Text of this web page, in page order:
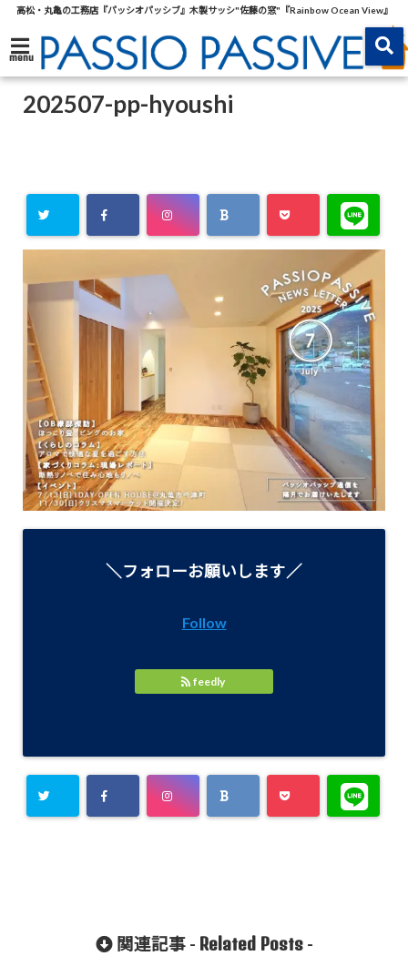
高松・丸亀の工務店『パッシオパッシブ』木製サッシ"佐藤の窓"『Rainbow Ocean View』
menu
202507-pp-hyoushi
＼フォローお願いします／
Follow
feedly
関連記事 - Related Posts-